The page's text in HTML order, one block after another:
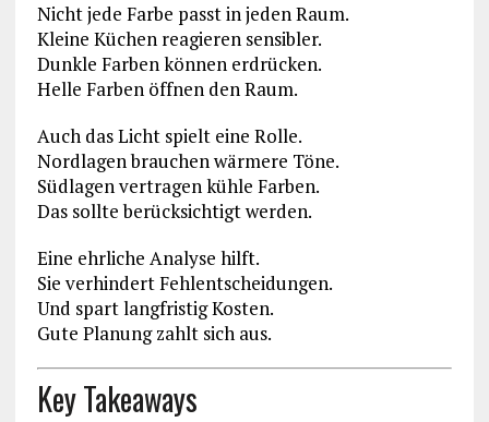
Nicht jede Farbe passt in jeden Raum.
Kleine Küchen reagieren sensibler.
Dunkle Farben können erdrücken.
Helle Farben öffnen den Raum.
Auch das Licht spielt eine Rolle.
Nordlagen brauchen wärmere Töne.
Südlagen vertragen kühle Farben.
Das sollte berücksichtigt werden.
Eine ehrliche Analyse hilft.
Sie verhindert Fehlentscheidungen.
Und spart langfristig Kosten.
Gute Planung zahlt sich aus.
Key Takeaways